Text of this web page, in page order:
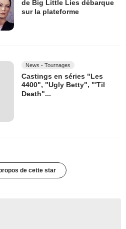
de Big Little Lies débarque
sur la plateforme
News - Tournages
Castings en séries "Les
4400", "Ugly Betty", "'Til
Death"...
de cette star